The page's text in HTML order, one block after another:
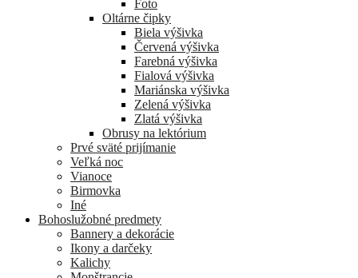
Foto
Oltárne čipky
Biela výšivka
Červená výšivka
Farebná výšivka
Fialová výšivka
Mariánska výšivka
Zelená výšivka
Zlatá výšivka
Obrusy na lektórium
Prvé sväté prijímanie
Veľká noc
Vianoce
Birmovka
Iné
Bohoslužobné predmety
Bannery a dekorácie
Ikony a darčeky
Kalichy